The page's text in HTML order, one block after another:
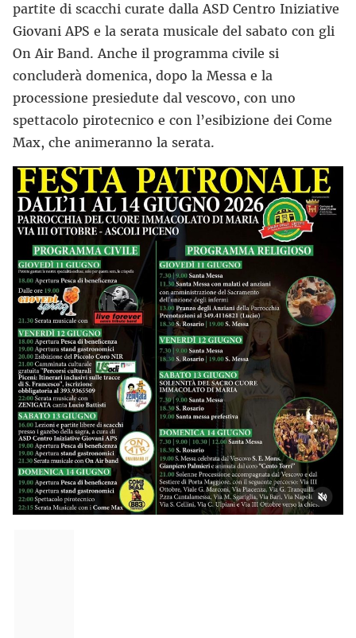
partite di scacchi curate dalla ASD Centro Iniziative
Giovani APS e la serata musicale del sabato con gli
On Air Band. Anche il programma civile si
concluderà domenica, dopo la Messa e la
processione presiedute dal vescovo, con uno
spettacolo pirotecnico e con l’esibizione dei Come
Max, che animeranno la serata.